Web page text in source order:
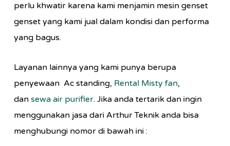
perlu khwatir karena kami menjamin mesin genset
genset yang kami jual dalam kondisi dan performa
yang bagus.
Layanan lainnya yang kami punya berupa
penyewaan Ac standing, Rental Misty fan,
dan sewa air purifier. Jika anda tertarik dan ingin
menggunakan jasa dari Arthur Teknik anda bisa
menghubungi nomor di bawah ini :